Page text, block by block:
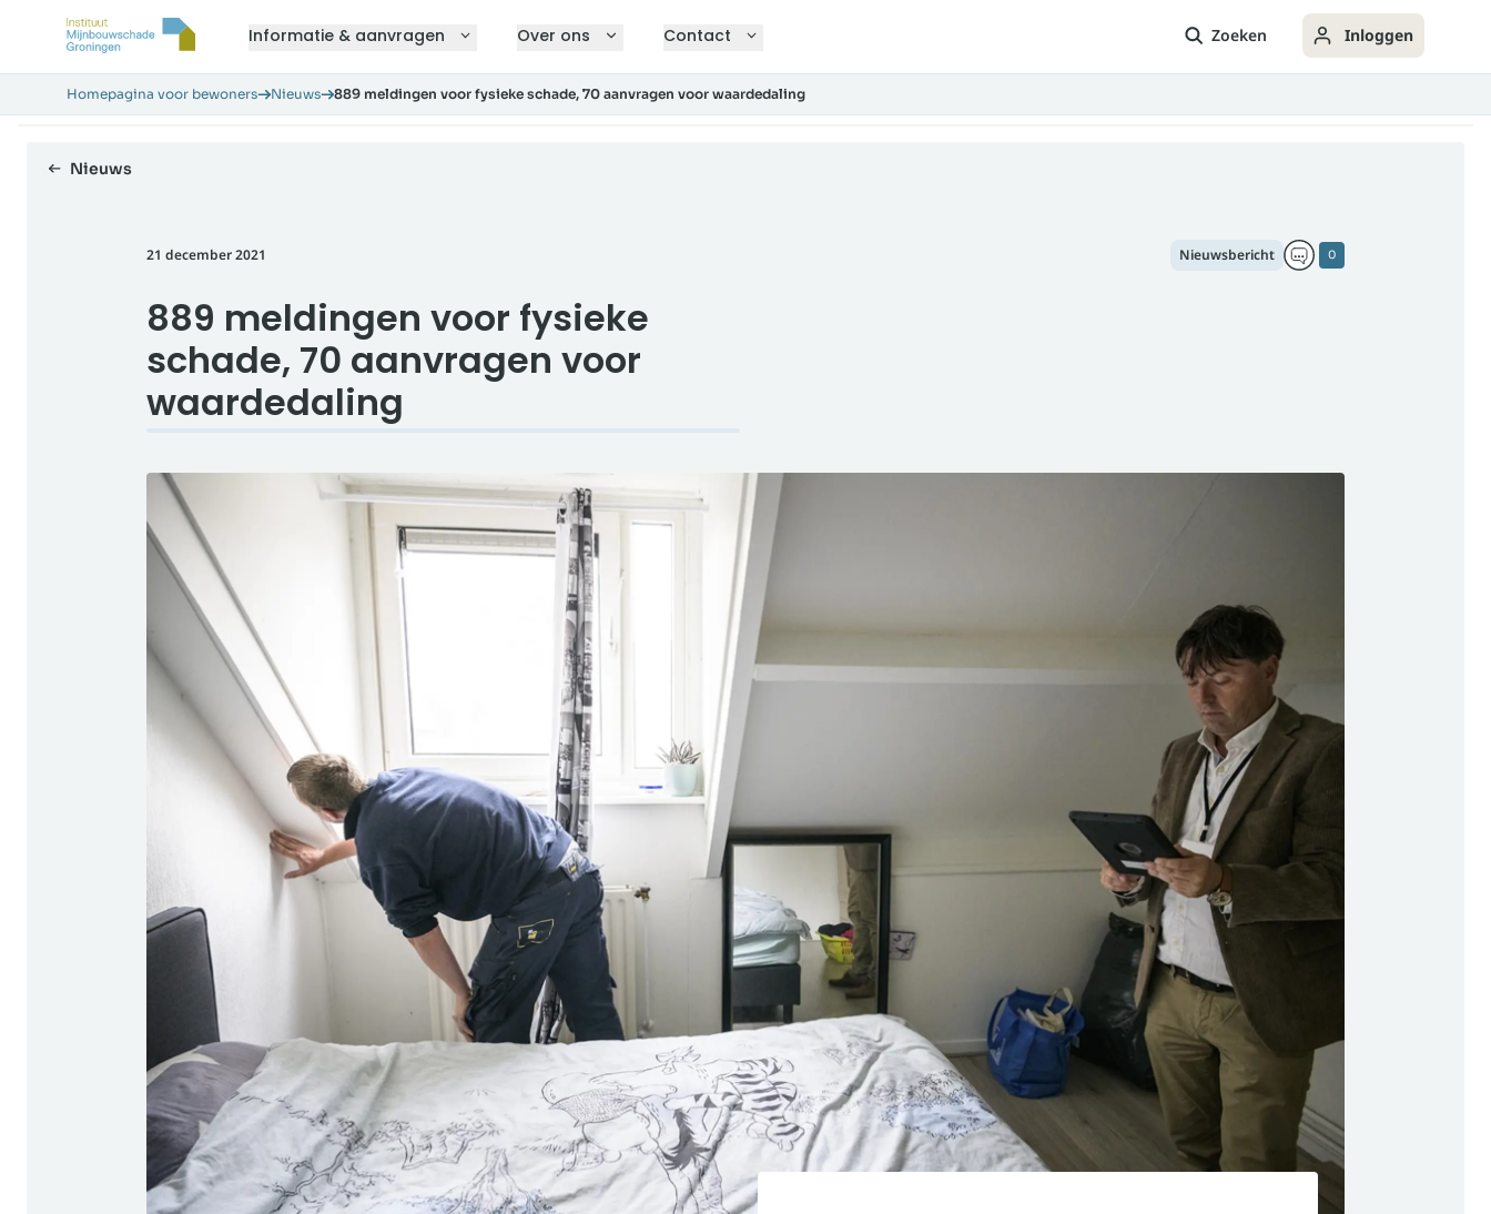
Informatie & aanvragen Over ons Contact Zoeken Inloggen
Homepagina voor bewoners Nieuws 889 meldingen voor fysieke schade, 70 aanvragen voor waardedaling
Nieuws
21 december 2021
889 meldingen voor fysieke
schade, 70 aanvragen voor
waardedaling
0
Nieuwsbericht